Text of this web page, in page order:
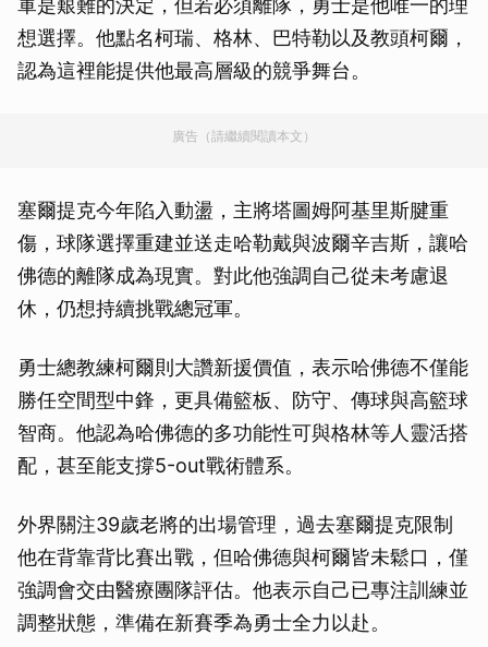
想選擇。他點名柯瑞、格林、巴特勒以及教頭柯爾，
認為這裡能提供他最高層級的競爭舞台。
廣告（請繼續閱讀本文）
塞爾提克今年陷入動盪，主將塔圖姆阿基里斯腱重
傷，球隊選擇重建並送走哈勒戴與波爾辛吉斯，讓哈
佛德的離隊成為現實。對此他強調自己從未考慮退
休，仍想持續挑戰總冠軍。
勇士總教練柯爾則大讚新援價值，表示哈佛德不僅能
勝任空間型中鋒，更具備籃板、防守、傳球與高籃球
智商。他認為哈佛德的多功能性可與格林等人靈活搭
配，甚至能支撐5-out戰術體系。
外界關注39歲老將的出場管理，過去塞爾提克限制
他在背靠背比賽出戰，但哈佛德與柯爾皆未鬆口，僅
強調會交由醫療團隊評估。他表示自己已專注訓練並
調整狀態，準備在新賽季為勇士全力以赴。